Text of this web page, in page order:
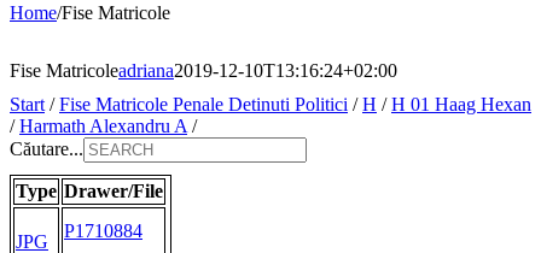
Home/Fise Matricole
Fise Matricoleadriana2019-12-10T13:16:24+02:00
Start /Fise Matricole Penale Detinuti Politici /H /H 01 Haag Hexan
/Harmath Alexandru A /
Căutare...
Type Drawer/File
JPG
P1710884